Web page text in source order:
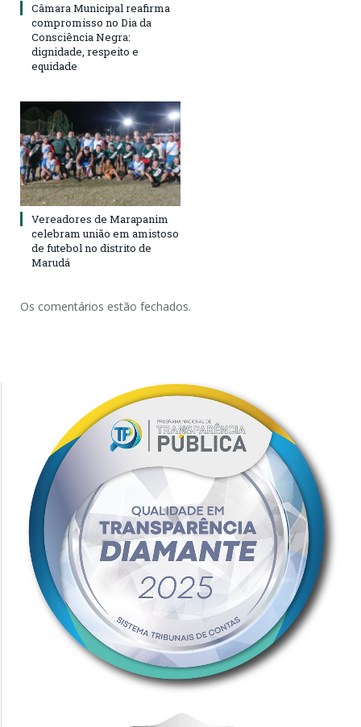
Câmara Municipal reafirma
compromisso no Dia da
Consciência Negra:
dignidade, respeito e
equidade
Vereadores de Marapanim
celebram união em amistoso
de futebol no distrito de
Marudá
Os comentários estão fechados.